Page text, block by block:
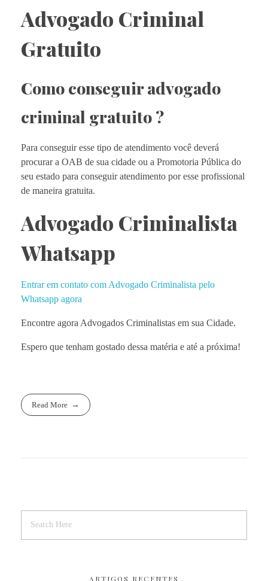
Advogado Criminal
Gratuito
Como conseguir advogado
criminal gratuito ?
Para conseguir esse tipo de atendimento você deverá
procurar a OAB de sua cidade ou a Promotoria Pública do
seu estado para conseguir atendimento por esse profissional
de maneira gratuita.
Advogado Criminalista
Whatsapp
Entrar em contato com Advogado Criminalista pelo
Whatsapp agora
Encontre agora Advogados Criminalistas em sua Cidade.
Espero que tenham gostado dessa matéria e até a próxima!
Read More
ARTIGOS RECENTES